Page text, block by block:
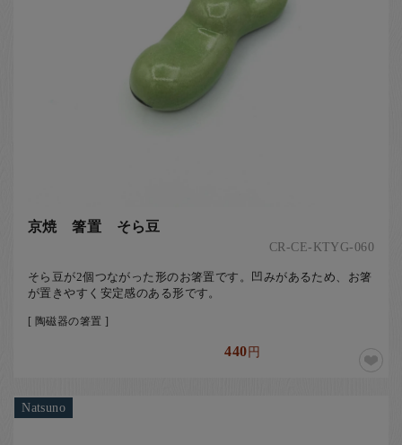
京焼 箸置 そら豆
CR-CE-KTYG-060
そら豆が2個つながった形のお箸置です。凹みがあるため、お箸
が置きやすく安定感のある形です。
[ 陶磁器の箸置 ]
440円
Natsuno